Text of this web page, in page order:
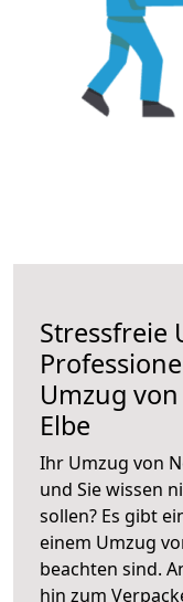
Stressfreie
Umzug
Elbe
Ihr Umzug von
und Sie wissen
sollen? Es gibt
einem Umzug
beachten sind.
hin zum